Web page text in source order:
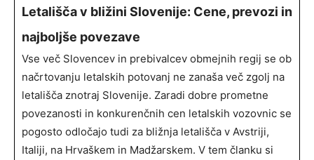
Letališča v bližini Slovenije: Cene, prevozi in
najboljše povezave
Vse več Slovencev in prebivalcev obmejnih regij se ob
načrtovanju letalskih potovanj ne zanaša več zgolj na
letališča znotraj Slovenije. Zaradi dobre prometne
povezanosti in konkurenčnih cen letalskih vozovnic se
pogosto odločajo tudi za bližnja letališča v Avstriji,
Italiji, na Hrvaškem in Madžarskem. V tem članku si